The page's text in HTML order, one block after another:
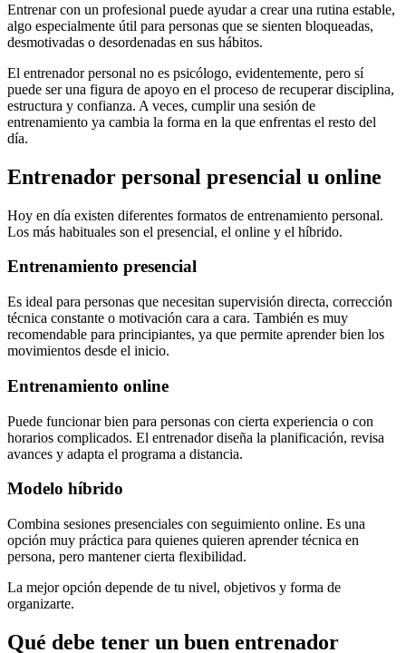
Entrenar con un profesional puede ayudar a crear una rutina estable,
algo especialmente útil para personas que se sienten bloqueadas,
desmotivadas o desordenadas en sus hábitos.
El entrenador personal no es psicólogo, evidentemente, pero sí
puede ser una figura de apoyo en el proceso de recuperar disciplina,
estructura y confianza. A veces, cumplir una sesión de
entrenamiento ya cambia la forma en la que enfrentas el resto del
día.
Entrenador personal presencial u online
Hoy en día existen diferentes formatos de entrenamiento personal.
Los más habituales son el presencial, el online y el híbrido.
Entrenamiento presencial
Es ideal para personas que necesitan supervisión directa, corrección
técnica constante o motivación cara a cara. También es muy
recomendable para principiantes, ya que permite aprender bien los
movimientos desde el inicio.
Entrenamiento online
Puede funcionar bien para personas con cierta experiencia o con
horarios complicados. El entrenador diseña la planificación, revisa
avances y adapta el programa a distancia.
Modelo híbrido
Combina sesiones presenciales con seguimiento online. Es una
opción muy práctica para quienes quieren aprender técnica en
persona, pero mantener cierta flexibilidad.
La mejor opción depende de tu nivel, objetivos y forma de
organizarte.
Qué debe tener un buen entrenador